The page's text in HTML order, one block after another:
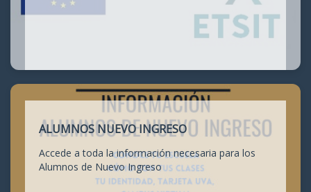
ALUMNOS NUEVO INGRESO
Accede a toda la información necesaria para los
Alumnos de Nuevo Ingreso